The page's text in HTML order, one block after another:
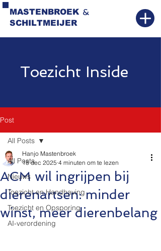
MASTENBROEK
SCHILTMEIJER
&
Toezicht Inside
Post
All Posts
Nieuws
Toezicht en Handhaving
Toezicht en Opsporing
AI-verordening
All Posts
ACM wil ingrijpen bij
dierenartsen: minder
winst, meer dierenbelang
Hanjo Mastenbroek
18 dec 2025 4 minuten om te lezen